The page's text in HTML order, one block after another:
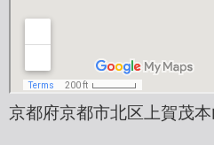
京都府京都市北区上賀茂